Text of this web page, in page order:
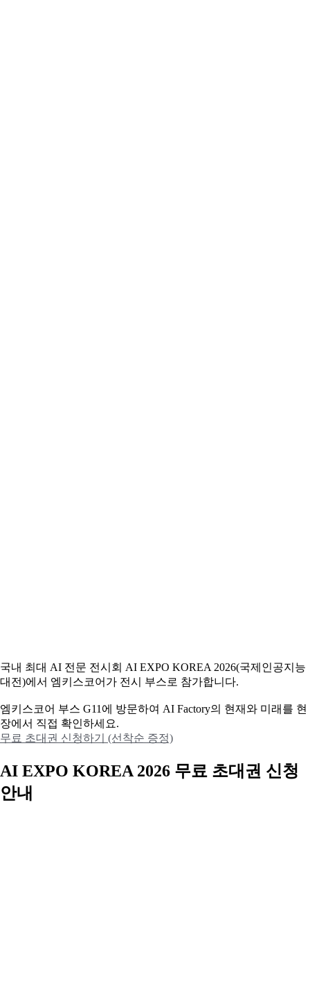
국내 최대 AI 전문 전시회 AI EXPO KOREA 2026(국제인공지능
대전)에서 엠키스코어가 전시 부스로 참가합니다.
엠키스코어 부스 G11에 방문하여 AI Factory의 현재와 미래를 현
장에서 직접 확인하세요.
무료 초대권 신청하기 (선착순 증정)
AI EXPO KOREA 2026 무료 초대권 신청
안내